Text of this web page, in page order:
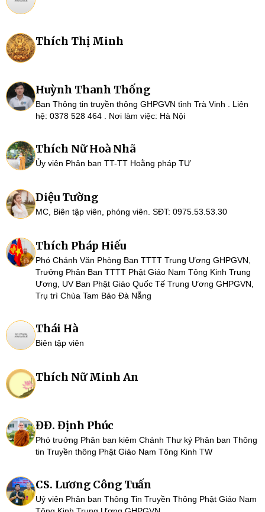
Thích Thị Minh
Huỳnh Thanh Thống
Ban Thông tin truyền thông GHPGVN tỉnh Trà Vinh . Liên
hệ: 0378 528 464 . Nơi làm việc: Hà Nội
Thích Nữ Hoà Nhã
Ủy viên Phân ban TT-TT Hoằng pháp TƯ
Diệu Tường
MC, Biên tập viên, phóng viên. SĐT: 0975.53.53.30
Thích Pháp Hiếu
Phó Chánh Văn Phòng Ban TTTT Trung Ương GHPGVN,
Trưởng Phân Ban TTTT Phật Giáo Nam Tông Kinh Trung
Ương, UV Ban Phật Giáo Quốc Tế Trung Ương GHPGVN,
Trụ trì Chùa Tam Bảo Đà Nẵng
Thái Hà
Biên tập viên
Thích Nữ Minh An
ĐĐ. Định Phúc
Phó trưởng Phân ban kiêm Chánh Thư ký Phân ban Thông
tin Truyền thông Phật Giáo Nam Tông Kinh TW
CS. Lương Công Tuấn
Uỷ viên Phân ban Thông Tin Truyền Thông Phật Giáo Nam